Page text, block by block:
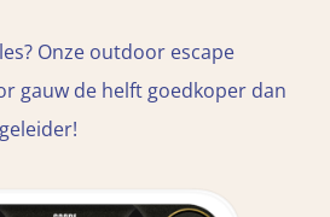
Onze outdoor escape
gauw de helft goedkoper dan